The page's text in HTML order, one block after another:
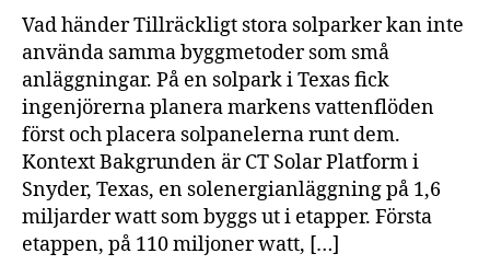
inte
Vad händer Tillräckligt stora solparker kan inte
använda samma byggmetoder som små
anläggningar. På en solpark i Texas fick
ingenjörerna planera markens vattenflöden
först och placera solpanelerna runt dem.
Kontext Bakgrunden är CT Solar Platform i
Snyder, Texas, en solenergianläggning på 1,6
miljarder watt som byggs ut i etapper. Första
etappen, på 110 miljoner watt, […]